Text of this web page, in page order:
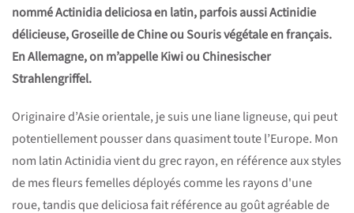
nommé Actinidia deliciosa en latin, parfois aussi Actinidie
délicieuse, Groseille de Chine ou Souris végétale en français.
En Allemagne, on m’appelle Kiwi ou Chinesischer
Strahlengriffel.
Originaire d’Asie orientale, je suis une liane ligneuse, qui peut
potentiellement pousser dans quasiment toute l’Europe. Mon
nom latin Actinidia vient du grec rayon, en référence aux styles
de mes fleurs femelles déployés comme les rayons d'une
roue, tandis que deliciosa fait référence au goût agréable de